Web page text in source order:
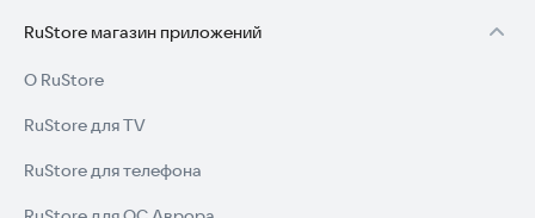
RuStore магазин приложений
О RuStore
RuStore для TV
RuStore для телефона